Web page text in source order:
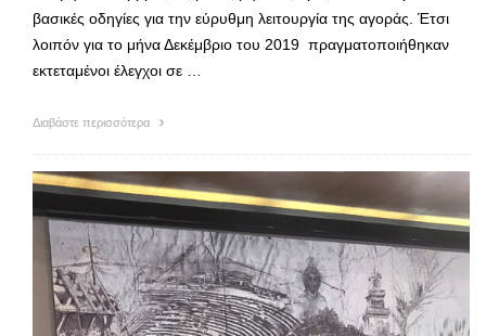
βασικές οδηγίες για την εύρυθμη λειτουργία της αγοράς. Έτσι
λοιπόν για το μήνα Δεκέμβριο του 2019 πραγματοποιήθηκαν
εκτεταμένοι έλεγχοι σε …
Διαβάστε περισσότερα